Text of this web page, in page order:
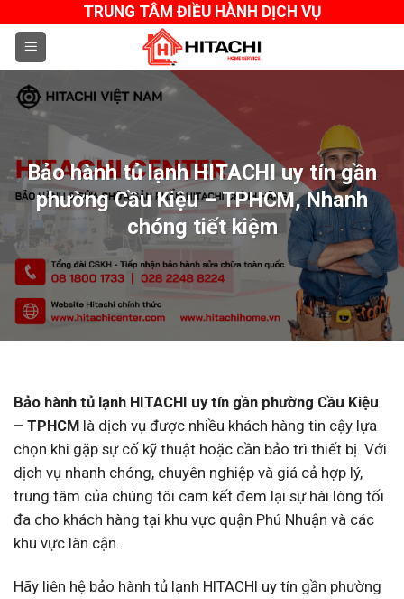
content
TRUNG TÂM ĐIỀU HÀNH DỊCH VỤ
Bảo hành tủ lạnh HITACHI uy tín gần
phường Cầu Kiệu – TPHCM, Nhanh
chóng tiết kiệm
Bảo hành tủ lạnh HITACHI uy tín gần phường Cầu Kiệu
– TPHCM là dịch vụ được nhiều khách hàng tin cậy lựa
chọn khi gặp sự cố kỹ thuật hoặc cần bảo trì thiết bị. Với
dịch vụ nhanh chóng, chuyên nghiệp và giá cả hợp lý,
trung tâm của chúng tôi cam kết đem lại sự hài lòng tối
đa cho khách hàng tại khu vực quận Phú Nhuận và các
khu vực lân cận.
Hãy liên hệ bảo hành tủ lạnh HITACHI uy tín gần phường